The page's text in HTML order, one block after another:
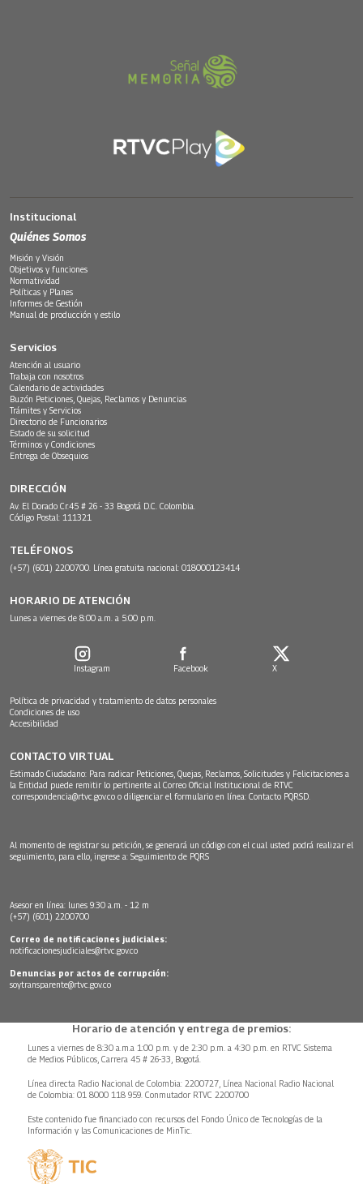
Institucional
Quiénes Somos
Misión y Visión
Objetivos y funciones
Normatividad
Políticas y Planes
Informes de Gestión
Manual de producción y estilo
Servicios
Atención al usuario
Trabaja con nosotros
Calendario de actividades
Buzón Peticiones, Quejas, Reclamos y Denuncias
Trámites y Servicios
Directorio de Funcionarios
Estado de su solicitud
Términos y Condiciones
Entrega de Obsequios
DIRECCIÓN
Av. El Dorado Cr.45 # 26 - 33 Bogotá D.C. Colombia.
Código Postal: 111321
TELÉFONOS
(+57) (601) 2200700. Línea gratuita nacional: 018000123414
HORARIO DE ATENCIÓN
Lunes a viernes de 8:00 a.m. a 5:00 p.m.
Instagram Facebook X
Política de privacidad y tratamiento de datos personales
Condiciones de uso
Accesibilidad
CONTACTO VIRTUAL
Estimado Ciudadano: Para radicar Peticiones, Quejas, Reclamos, Solicitudes y Felicitaciones a
la Entidad puede remitir lo pertinente al Correo Oficial Institucional de RTVC
correspondencia@rtvc.gov.co o diligenciar el formulario en línea: Contacto PQRSD.
Al momento de registrar su petición, se generará un código con el cual usted podrá realizar el
seguimiento, para ello, ingrese a: Seguimiento de PQRS
Asesor en línea: lunes 9:30 a.m. - 12 m
(+57) (601) 2200700
Correo de notificaciones judiciales:
notificacionesjudiciales@rtvc.gov.co
Denuncias por actos de corrupción:
soytransparente@rtvc.gov.co
Horario de atención y entrega de premios:
Lunes a viernes de 8:30 a.m.a 1:00 p.m. y de 2:30 p.m. a 4:30 p.m. en RTVC Sistema
de Medios Públicos, Carrera 45 # 26-33, Bogotá.
Línea directa Radio Nacional de Colombia: 2200727, Línea Nacional Radio Nacional
de Colombia: 01 8000 118 959. Conmutador RTVC 2200700
Este contenido fue financiado con recursos del Fondo Único de Tecnologías de la
Información y las Comunicaciones de MinTic.